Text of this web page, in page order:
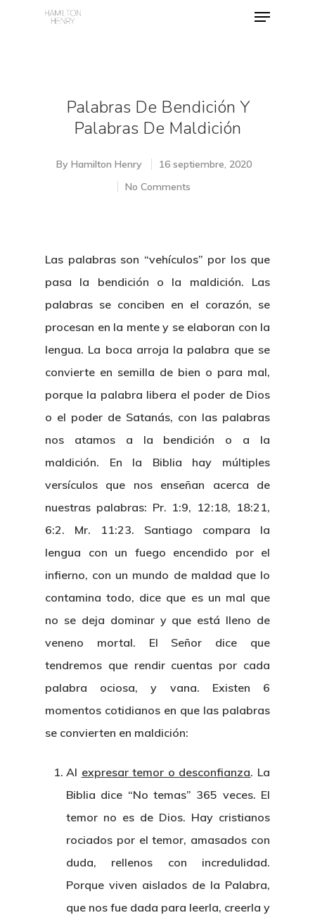
Palabras De Bendición Y
Palabras De Maldición
By Hamilton Henry
16 septiembre, 2020
No Comments
Las palabras son “vehículos” por los que
pasa la bendición o la maldición. Las
palabras se conciben en el corazón, se
procesan en la mente y se elaboran con la
lengua. La boca arroja la palabra que se
convierte en semilla de bien o para mal,
porque la palabra libera el poder de Dios
o el poder de Satanás, con las palabras
nos atamos a la bendición o a la
maldición. En la Biblia hay múltiples
versículos que nos enseñan acerca de
nuestras palabras: Pr. 1:9, 12:18, 18:21,
6:2. Mr. 11:23. Santiago compara la
lengua con un fuego encendido por el
infierno, con un mundo de maldad que lo
contamina todo, dice que es un mal que
no se deja dominar y que está lleno de
veneno mortal. El Señor dice que
tendremos que rendir cuentas por cada
palabra ociosa, y vana. Existen 6
momentos cotidianos en que las palabras
se convierten en maldición:
Al expresar temor o desconfianza. La
Biblia dice “No temas” 365 veces. El
temor no es de Dios. Hay cristianos
rociados por el temor, amasados con
duda, rellenos con incredulidad.
Porque viven aislados de la Palabra,
que nos fue dada para leerla, creerla y